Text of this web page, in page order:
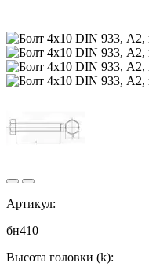
Артикул:
бн410
Высота головки (k):